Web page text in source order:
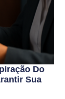
Do
Sua